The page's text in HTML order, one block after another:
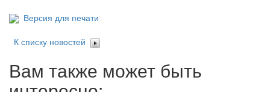
Версия для печати
К списку новостей
Вам также может быть